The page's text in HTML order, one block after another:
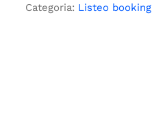
Categoria: Listeo booking